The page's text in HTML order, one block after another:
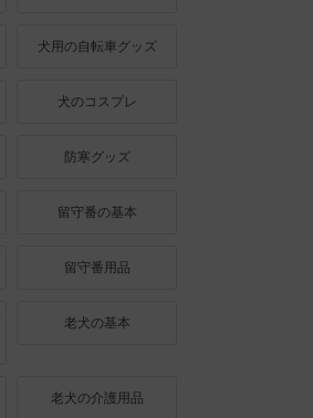
犬用の自転車グッズ
犬のコスプレ
防寒グッズ
留守番の基本
留守番用品
老犬の基本
老犬の介護用品